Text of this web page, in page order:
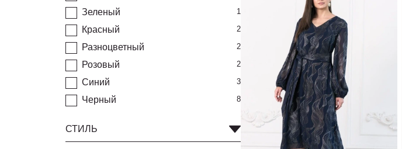
Зеленый 1
Красный 2
Разноцветный 2
Розовый 2
Синий 3
Черный 8
СТИЛЬ